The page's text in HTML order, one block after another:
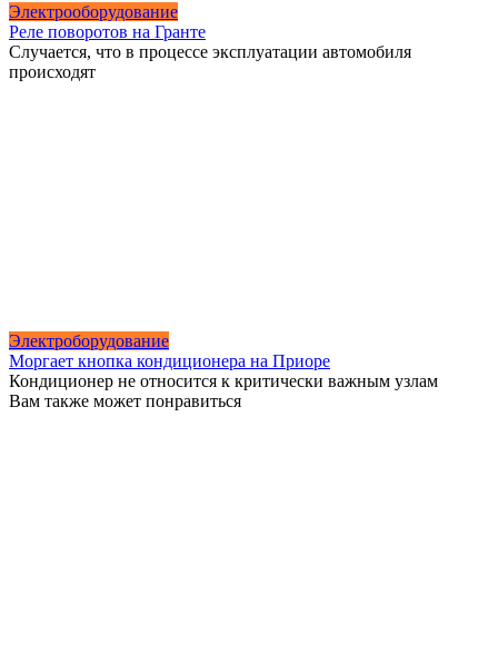
Электрооборудование
Реле поворотов на Гранте
Случается, что в процессе эксплуатации автомобиля
происходят
Электроборудование
Моргает кнопка кондиционера на Приоре
Кондиционер не относится к критически важным узлам
Вам также может понравиться